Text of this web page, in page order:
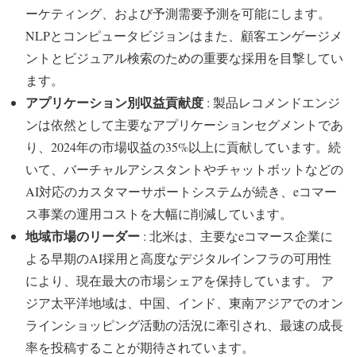
ーケティング、および予測需要予測を可能にします。
NLPとコンピュータビジョンはまた、顧客エンゲージメ
ントとビジュアル検索のための重要な採用を目撃してい
ます。
アプリケーション別収益貢献度 : 製品レコメンドエンジ
ンは依然として主要なアプリケーションセグメントであ
り、2024年の市場収益の35%以上に貢献しています。続
いて、バーチャルアシスタントやチャットボットなどの
AI対応のカスタマーサポートシステムが続き、eコマー
ス事業の運用コストを大幅に削減しています。
地域市場のリーダー : 北米は、主要なeコマース企業に
よる早期のAI採用と高度なデジタルインフラの可用性
により、現在最大の市場シェアを保持しています。 ア
ジア太平洋地域は、中国、インド、東南アジアでのオン
ラインショッピング活動の活況に牽引され、最速の成長
率を投稿することが期待されています。